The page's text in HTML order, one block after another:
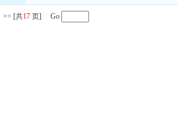
>> [共17 页] Go